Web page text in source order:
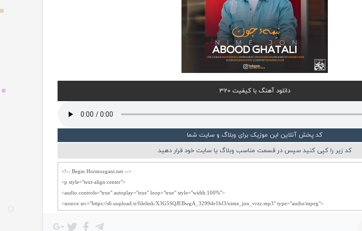
دانلود آهنگ با کیفیت 320
کد پخش آنلاین این موزیک برای وبلاگ و سایت شما
کد زیر را کپی کنید سپس در قسمت مناسب وبلاگ یا سایت خود قرار دهید